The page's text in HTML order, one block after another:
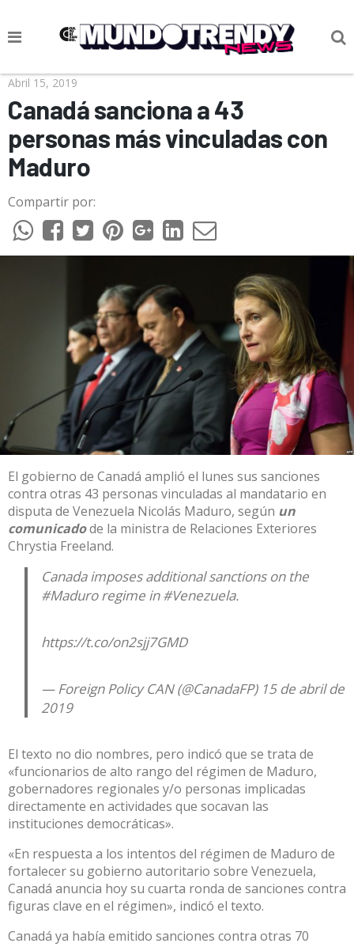
NOTICIAS
CULTURA POP
CIENCIA Y TECNOLOGÍA
VIDA
SOCIEDAD
CULTURIZANDO.COM
Abril 15, 2019
Canadá sanciona a 43
personas más vinculadas con
Maduro
Compartir por:
El gobierno de Canadá amplió el lunes sus sanciones
contra otras 43 personas vinculadas al mandatario en
disputa de Venezuela Nicolás Maduro, según un
comunicadode la ministra de Relaciones Exteriores
Chrystia Freeland.
Canada imposes additional sanctions on the
#Maduroregime in#Venezuela.
https://t.co/on2sjj7GMD
— Foreign Policy CAN (@CanadaFP) 15 de abril de
2019
El texto no dio nombres, pero indicó que se trata de
«funcionarios de alto rango del régimen de Maduro,
gobernadores regionales y/o personas implicadas
directamente en actividades que socavan las
instituciones democráticas».
«En respuesta a los intentos del régimen de Maduro de
fortalecer su gobierno autoritario sobre Venezuela,
Canadá anuncia hoy su cuarta ronda de sanciones contra
figuras clave en el régimen», indicó el texto.
Canadá ya había emitido sanciones contra otras 70